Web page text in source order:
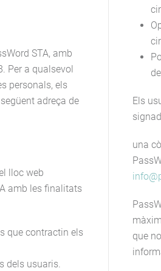
STA, amb
Per a qualsevol
personals, els
adreça de
lloc web
amb les finalitats
que contractin els
dels usuaris.
Els
una
que